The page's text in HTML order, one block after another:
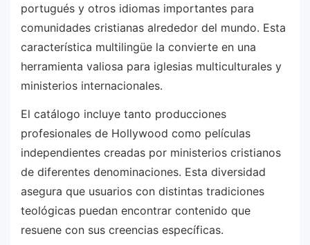
portugués y otros idiomas importantes para
comunidades cristianas alrededor del mundo. Esta
característica multilingüe la convierte en una
herramienta valiosa para iglesias multiculturales y
ministerios internacionales.
El catálogo incluye tanto producciones
profesionales de Hollywood como películas
independientes creadas por ministerios cristianos
de diferentes denominaciones. Esta diversidad
asegura que usuarios con distintas tradiciones
teológicas puedan encontrar contenido que
resuene con sus creencias específicas.